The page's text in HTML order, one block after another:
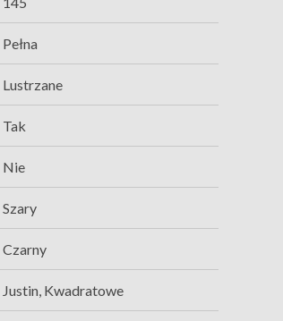
Pełna
Lustrzane
Tak
Nie
Szary
Czarny
Justin, Kwadratowe